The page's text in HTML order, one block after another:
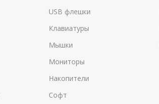
USB флешки
Клавиатуры
Мышки
Мониторы
Накопители
Софт